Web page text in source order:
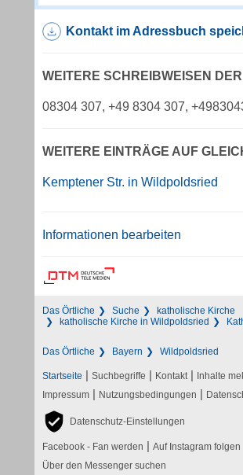
Kontakt im Adressbuch
WEITERE SCHREIBWEISEN
08304 307, +49 8304 307,
WEITERE EINTRÄGE AUF
Kemptener Str. in Wildpoldsried
Informationen bearbeiten
Das Örtliche Suche
katholische Kirche
katholische Kirche in Wildpoldsried
Das Örtliche Bayern Wildpoldsried
Startseite | Suchbegriffe | Kontakt | Inhalte
Impressum | Nutzungsbedingungen |
Datenschutz-Einstellungen
Facebook - Fan werden | Auf Instagram folgen
Über den Messenger suchen